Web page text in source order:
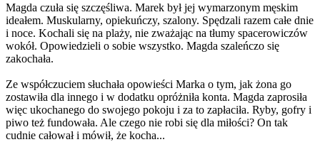
Magda czuła się szczęśliwa. Marek był jej wymarzonym męskim
ideałem. Muskularny, opiekuńczy, szalony. Spędzali razem całe dnie
i noce. Kochali się na plaży, nie zważając na tłumy spacerowiczów
wokół. Opowiedzieli o sobie wszystko. Magda szaleńczo się
zakochała.
Ze współczuciem słuchała opowieści Marka o tym, jak żona go
zostawiła dla innego i w dodatku opróżniła konta. Magda zaprosiła
więc ukochanego do swojego pokoju i za to zapłaciła. Ryby, gofry i
piwo też fundowała. Ale czego nie robi się dla miłości? On tak
cudnie całował i mówił, że kocha...